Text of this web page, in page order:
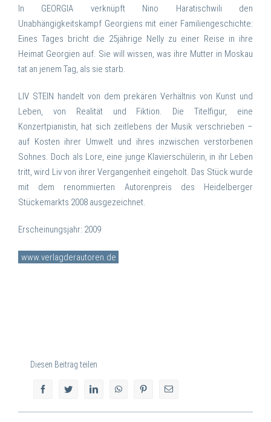
In GEORGIA verknüpft Nino Haratischwili den
Unabhängigkeitskampf Georgiens mit einer Familiengeschichte:
Eines Tages bricht die 25jährige Nelly zu einer Reise in ihre
Heimat Georgien auf. Sie will wissen, was ihre Mutter in Moskau
tat an jenem Tag, als sie starb.
LIV STEIN handelt von dem prekären Verhältnis von Kunst und
Leben, von Realität und Fiktion. Die Titelfigur, eine
Konzertpianistin, hat sich zeitlebens der Musik verschrieben –
auf Kosten ihrer Umwelt und ihres inzwischen verstorbenen
Sohnes. Doch als Lore, eine junge Klavierschülerin, in ihr Leben
tritt, wird Liv von ihrer Vergangenheit eingeholt. Das Stück wurde
mit dem renommierten Autorenpreis des Heidelberger
Stückemarkts 2008 ausgezeichnet.
Erscheinungsjahr: 2009
www.verlagderautoren.de
Diesen Beitrag teilen